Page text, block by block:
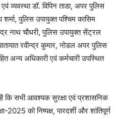
व्यवस्था डॉ. विपिन ताडा, अपर पुलिस
पुलिस उपायुक्त पश्चिम कासिम
नाथ चौधरी, पुलिस उपायुक्त सेंट्रल
रवीन्द्र कुमार, नोडल अपर पुलिस
अन्य अधिकारी एवं कर्मचारी उपस्थित
कि सभी आवश्यक सुरक्षा एवं प्रशासनिक
2025 को निष्पक्ष, पारदर्शी और शांतिपूर्ण